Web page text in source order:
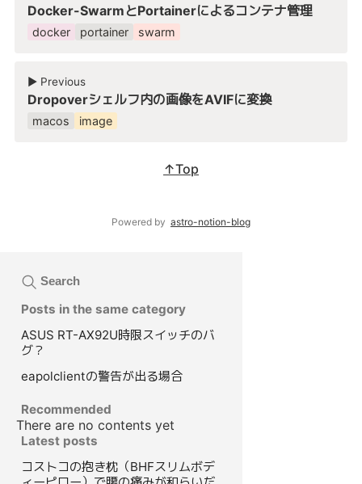
Docker-SwarmとPortainerによるコンテナ管理
docker portainer swarm
▶︎ Previous
Dropoverシェルフ内の画像をAVIFに変換
macos image
↑Top
Powered by astro-notion-blog
Search
Posts in the same category
ASUS RT-AX92U時限スイッチのバ
グ？
eapolclientの警告が出る場合
Recommended
There are no contents yet
Latest posts
コストコの抱き枕（BHFスリムボデ